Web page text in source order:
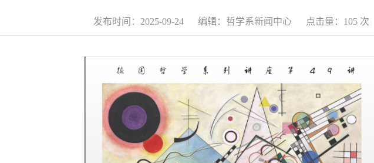
发布时间：2025-09-24 编辑：哲学系新闻中心 点击量： 105 次